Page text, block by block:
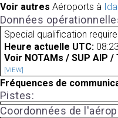
Voir autres Aéroports à
Données
Special qualification
Heure actuelle UTC:
Voir NOTAMs / SUP AIP
[VIEW]
Fréquences de
Pistes:
Coordonnées de